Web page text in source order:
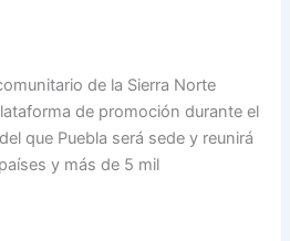
de la Sierra Norte
de promoción durante el
que Puebla será sede y reunirá
y más de 5 mil